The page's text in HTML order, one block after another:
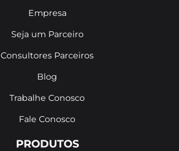
Empresa
Seja um Parceiro
Consultores Parceiros
Blog
Trabalhe Conosco
Fale Conosco
PRODUTOS